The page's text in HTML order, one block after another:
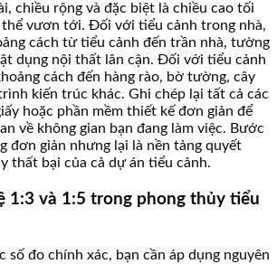
chiều rộng và đặc biệt là chiều cao tối
thể vươn tới. Đối với tiểu cảnh trong nhà,
cách từ tiểu cảnh đến trần nhà, tường
dụng nội thất lân cận. Đối với tiểu cảnh
cách đến hàng rào, bờ tường, cây
kiến trúc khác. Ghi chép lại tất cả các
hoặc phần mềm thiết kế đơn giản để
về không gian bạn đang làm việc. Bước
đơn giản nhưng lại là nền tảng quyết
thất bại của cả dự án tiểu cảnh.
1:3 và 1:5 trong phong thủy tiểu
số đo chính xác, bạn cần áp dụng nguyên